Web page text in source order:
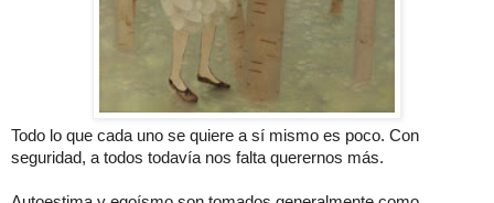
Todo lo que cada uno se quiere a sí mismo es poco. Con
seguridad, a todos todavía nos falta querernos más.